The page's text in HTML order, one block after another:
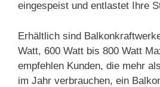
eingespeist und entlastet Ihre
Erhältlich sind
Watt, 600 Watt bis 800 Watt
empfehlen Kunden, die mehr
im Jahr verbrauchen, ein